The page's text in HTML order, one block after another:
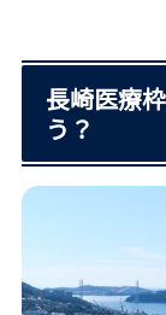
長崎医療
う？